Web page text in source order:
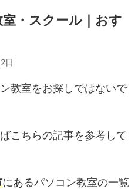
・スクール｜おす
日
教室をお探しではないで
こちらの記事を参考して
にあるパソコン教室の一覧